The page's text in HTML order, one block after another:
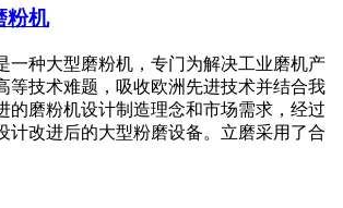
粉机
一种大型磨粉机，专门为解决工业磨机产
等技术难题，吸收欧洲先进技术并结合我
的磨粉机设计制造理念和市场需求，经过
计改进后的大型粉磨设备。立磨采用了合